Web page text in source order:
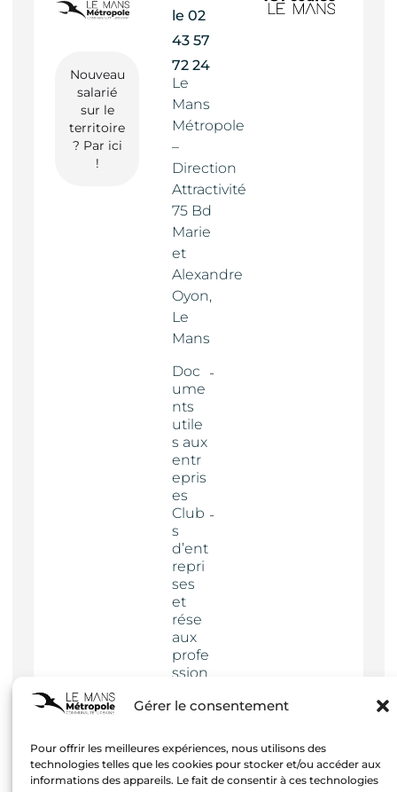
Gérer le consentement
Pour offrir les meilleures expériences, nous utilisons des
technologies telles que les cookies pour stocker et/ou accéder aux
informations des appareils. Le fait de consentir à ces technologies
Nouveau
salarié
sur le
territoire
? Par ici
!
le02
43 57
72 24
Le
Mans
Métropole
–
Direction
Attractivité
75 Bd
Marie
et
Alexandre
Oyon,
Le
Mans
Doc
ume
nts
utile
s aux
entr
epris
es
Club
s
d’ent
repri
ses
et
rése
aux
profe
ssion
Actua